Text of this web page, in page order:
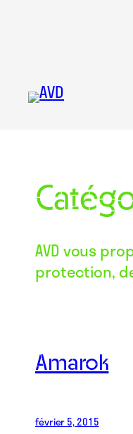
AVD vous
protection,
Amarok
février 5, 2015